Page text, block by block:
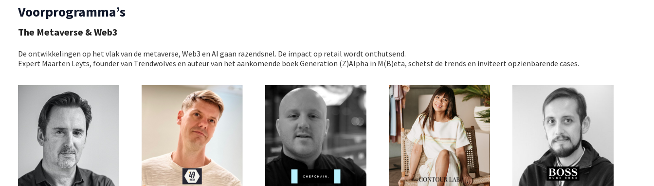
Voorprogramma’s
The Metaverse & Web3
De ontwikkelingen op het vlak van de metaverse, Web3 en AI gaan razendsnel. De impact op retail wordt onthutsend.
Expert Maarten Leyts, founder van Trendwolves en auteur van het aankomende boek Generation (Z)Alpha in M(B)eta, schetst de trends en inviteert opzienbarende cases.